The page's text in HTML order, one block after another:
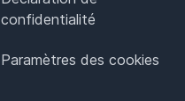
confidentialité
Paramètres des cookies